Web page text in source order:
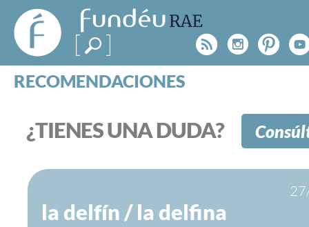
FundéuRAE
- Fundación
del Español
Urgente
Rss
RECOMENDACIONES
CATEGORÍAS
ESPECIALES
BLOG
NOTICIAS
SOBRE LA FUNDÉURAE
¿TIENES UNA DUDA?
la delfín / la delfina